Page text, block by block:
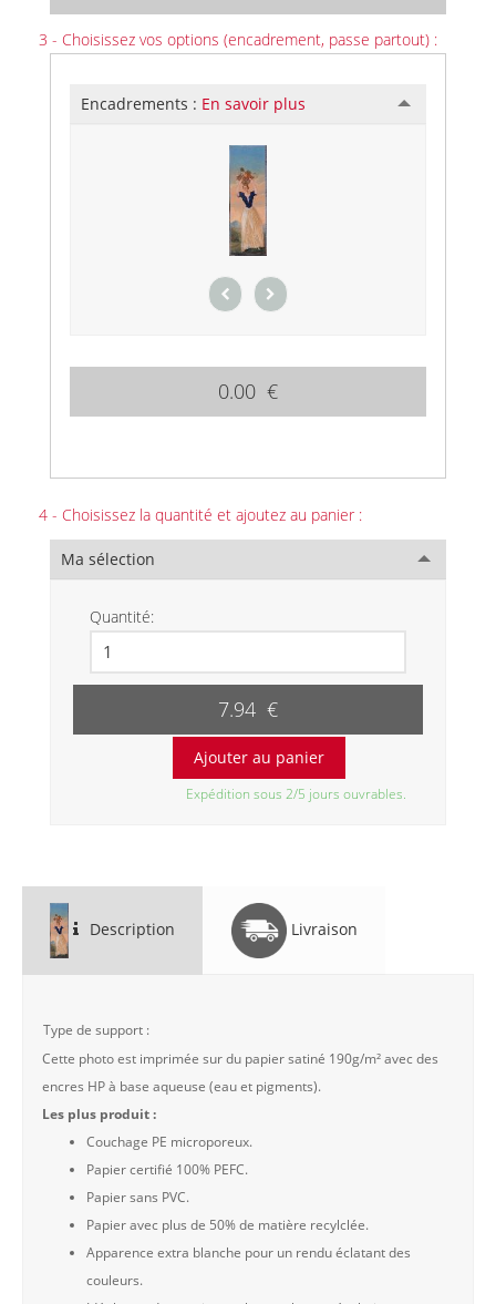
3 - Choisissez vos options (encadrement, passe partout) :
Encadrements : En savoir plus
0.00 €
4 - Choisissez la quantité et ajoutez au panier :
Ma sélection
Quantité:
7.94 €
Expédition sous 2/5 jours ouvrables.
Description Livraison
Type de support :
Cette photo est imprimée sur du papier satiné 190g/m² avec des
encres HP à base aqueuse (eau et pigments).
Les plus produit :
Couchage PE microporeux.
Papier certifié 100% PEFC.
Papier sans PVC.
Papier avec plus de 50% de matière recylclée.
Apparence extra blanche pour un rendu éclatant des
couleurs.